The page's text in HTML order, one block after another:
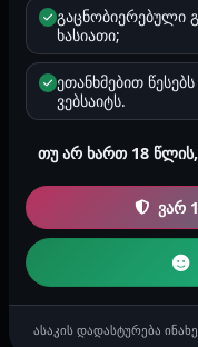
სიდენიაზე
ბოლომდე , უმენა
ლევანის მსხვილი
მიწითლებდა .
მეუბნებოდა კაი
ნახევარი საათი
გავათავე გამზასა
ხარო , მეთქი მეც
მანქამას სულ
დღე მიტყნავს
და მე ეს ძალიამ
ცისფერთვალ
გაცნობიერებული
ხასიათი;
ეთანხმებით
ვებსაიტს.
თუ არ ხართ 18
ვარ
ასაკის დადასტურება